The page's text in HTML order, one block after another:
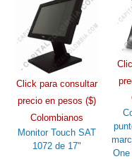
Click para consultar
precio en pesos ($)
Colombianos
Monitor Touch SAT
1072 de 17"
One